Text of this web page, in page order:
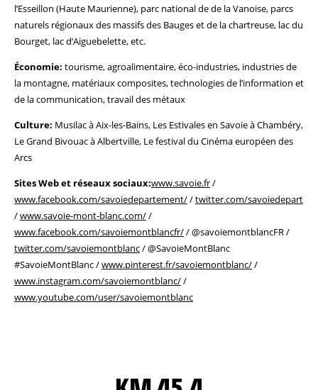
l’Esseillon (Haute Maurienne), parc national de de la Vanoise, parcs
naturels régionaux des massifs des Bauges et de la chartreuse, lac du
Bourget, lac d’Aiguebelette, etc.
Économie: tourisme, agroalimentaire, éco-industries, industries de
la montagne, matériaux composites, technologies de l’information et
de la communication, travail des métaux
Culture: Musilac à Aix-les-Bains, Les Estivales en Savoie à Chambéry,
Le Grand Bivouac à Albertville, Le festival du Cinéma européen des
Arcs
Sites Web et réseaux sociaux:www.savoie.fr/
www.facebook.com/savoiedepartement//twitter.com/savoiedepart
/www.savoie-mont-blanc.com//
www.facebook.com/savoiemontblancfr// @savoiemontblancFR /
twitter.com/savoiemontblanc/ @SavoieMontBlanc
#SavoieMontBlanc /www.pinterest.fr/savoiemontblanc//
www.instagram.com/savoiemontblanc//
www.youtube.com/user/savoiemontblanc